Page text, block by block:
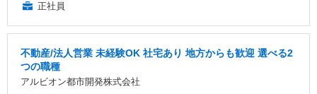
正社員
不動産/法人営業 未経験OK 社宅あり 地方からも歓迎 選べる2
つの職種
アルビオン都市開発株式会社